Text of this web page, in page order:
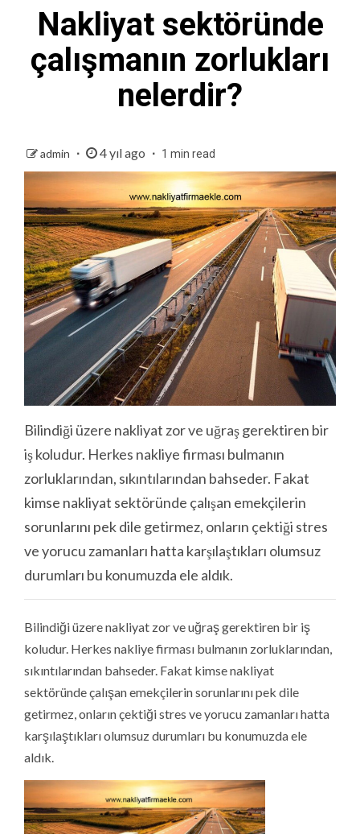
Nakliyat sektöründe
çalışmanın zorlukları
nelerdir?
admin 4 yıl ago 1 min read
Bilindiği üzere nakliyat zor ve uğraş gerektiren bir
iş koludur. Herkes nakliye firması bulmanın
zorluklarından, sıkıntılarından bahseder. Fakat
kimse nakliyat sektöründe çalışan emekçilerin
sorunlarını pek dile getirmez, onların çektiği stres
ve yorucu zamanları hatta karşılaştıkları olumsuz
durumları bu konumuzda ele aldık.
Bilindiği üzere nakliyat zor ve uğraş gerektiren bir iş
koludur. Herkes nakliye firması bulmanın zorluklarından,
sıkıntılarından bahseder. Fakat kimse nakliyat
sektöründe çalışan emekçilerin sorunlarını pek dile
getirmez, onların çektiği stres ve yorucu zamanları hatta
karşılaştıkları olumsuz durumları bu konumuzda ele
aldık.